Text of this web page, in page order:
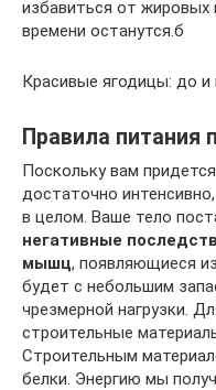
избавиться от жировых
времени останутся.б
Красивые ягодицы: до и
Правила питания
Поскольку вам
достаточно
в целом. Ваше тело
негативные
мышц, появляющиеся
будет с небольшим
чрезмерной нагрузки.
строительные
Строительным
белки. Энергию мы